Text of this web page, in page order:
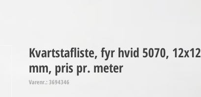
Kvartstafliste, fyr hvid 5070, 12x12
mm, pris pr. meter
Varenr.: 3694346